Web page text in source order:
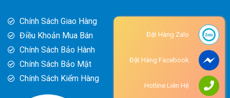
Chính Sách Giao Hàng
Điều Khoản Mua Bán
Chính Sách Bảo Hành
Chính Sách Bảo Mật
Chính Sách Kiểm Hàng
Đặt Hàng Zalo
Đặt Hàng Facebook
Hotline Liên Hệ